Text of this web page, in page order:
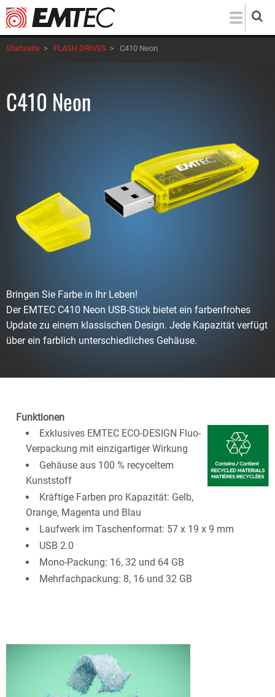
Direkt
zum
Inhalt
Startseite > FLASH DRIVES > C410 Neon
C410 Neon
Bringen Sie Farbe in Ihr Leben!
Der EMTEC C410 Neon USB-Stick bietet ein farbenfrohes
Update zu einem klassischen Design. Jede Kapazität verfügt
über ein farblich unterschiedliches Gehäuse.
Funktionen
Exklusives EMTEC ECO-DESIGN Fluo-
Verpackung mit einzigartiger Wirkung
Gehäuse aus 100 % recyceltem
Kunststoff
Kräftige Farben pro Kapazität: Gelb,
Orange, Magenta und Blau
Laufwerk im Taschenformat: 57 x 19 x 9 mm
USB 2.0
Mono-Packung: 16, 32 und 64 GB
Mehrfachpackung: 8, 16 und 32 GB